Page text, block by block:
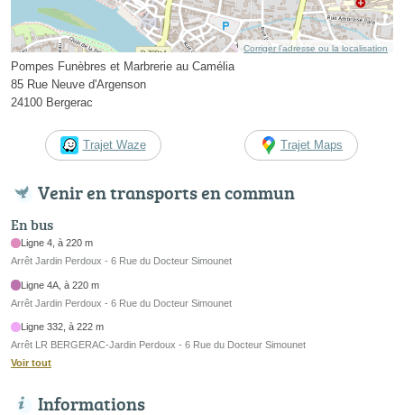
Corriger l’adresse ou la localisation
Pompes Funèbres et Marbrerie au Camélia
85 Rue Neuve d'Argenson
24100 Bergerac
Trajet Waze Trajet Maps
Venir en transports en commun
En bus
Ligne 4, à 220 m
Arrêt Jardin Perdoux - 6 Rue du Docteur Simounet
Ligne 4A, à 220 m
Arrêt Jardin Perdoux - 6 Rue du Docteur Simounet
Ligne 332, à 222 m
Arrêt LR BERGERAC-Jardin Perdoux - 6 Rue du Docteur Simounet
Voir tout
Informations